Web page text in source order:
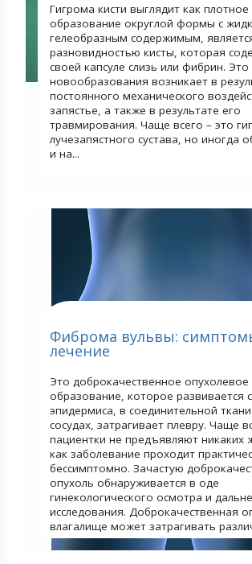
Гигрома кисти выглядит как плотное
образование округлой формы с
гелеобразным содержимым,
разновидностью кисты, которая
своей капсуле слизь или фибрин. Это
новообразования возникает в
постоянного механического
запястье, а также в результате его
травмирования. Чаще всего – это
лучезапястного сустава, но иногда
и на...
Фиброма вульвы:
лечение
Это доброкачественное опухолевое
образование, которое развивается
эпидермиса, в соединительной
сосудах, затрагивает плевру. Чаще
пациентки не предъявляют никаких
как заболевание проходит
бессимптомно. Зачастую
опухоль обнаруживается в оде
гинекологического осмотра и
исследования. Доброкачественная
влагалище может затрагивать
органа,...